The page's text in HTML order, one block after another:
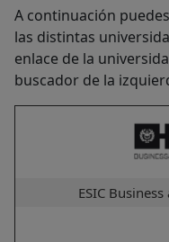
A continuación
las distintas
enlace de la
buscador de la
ESIC